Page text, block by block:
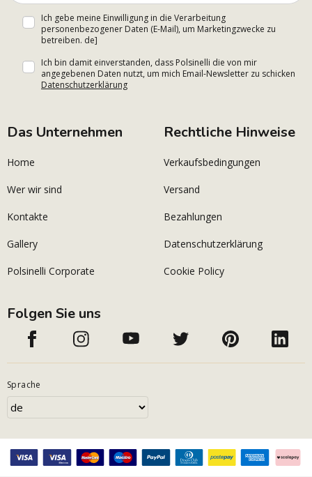
Ich gebe meine Einwilligung in die Verarbeitung
personenbezogener Daten (E-Mail), um Marketingzwecke zu
betreiben. de]
Ich bin damit einverstanden, dass Polsinelli die von mir
angegebenen Daten nutzt, um mich Email-Newsletter zu schicken
Datenschutzerklärung
Das Unternehmen
Home
Wer wir sind
Kontakte
Gallery
Polsinelli Corporate
Rechtliche Hinweise
Verkaufsbedingungen
Versand
Bezahlungen
Datenschutzerklärung
Cookie Policy
Folgen Sie uns
Sprache